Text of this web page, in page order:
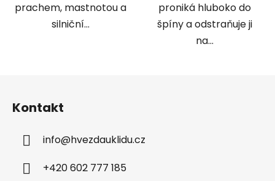
prachem, mastnotou a
silniční...
proniká hluboko do
špíny a odstraňuje ji
na...
Kontakt
info@hvezdauklidu.cz
+420 602 777 185